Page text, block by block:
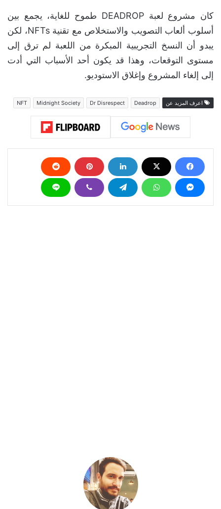
كان مشروع لعبة DEADROP طموح للغاية، يجمع بين
أسلوب ألعاب التصويب والاستخلاص مع تقنية NFTs، لكن
يبدو أن النسخ التجريبية المبكرة من اللعبة لم ترق إلى
مستوى التوقعات، وهذا قد يكون أحد الأسباب التي أدت
إلى إلغاء المشروع وإغلاق الاستوديو.
اعرف المزيد عن Deadrop
Dr Disrespect
Midnight Society
NFT